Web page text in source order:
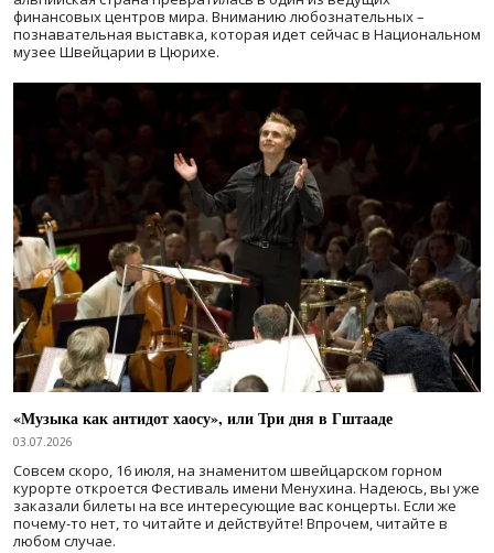
финансовых центров мира. Вниманию любознательных –
познавательная выставка, которая идет сейчас в Национальном
музее Швейцарии в Цюрихе.
«Музыка как антидот хаосу», или Три дня в Гштааде
03.07.2026
Совсем скоро, 16 июля, на знаменитом швейцарском горном
курорте откроется Фестиваль имени Менухина. Надеюсь, вы уже
заказали билеты на все интересующие вас концерты. Если же
почему-то нет, то читайте и действуйте! Впрочем, читайте в
любом случае.